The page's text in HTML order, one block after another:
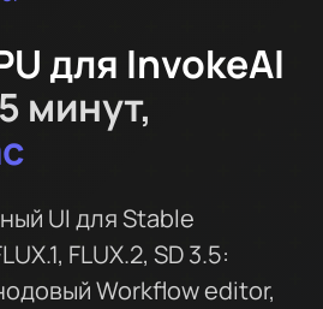
для InvokeAI
минут,
UI для Stable
FLUX.2, SD 3.5:
Workflow editor,